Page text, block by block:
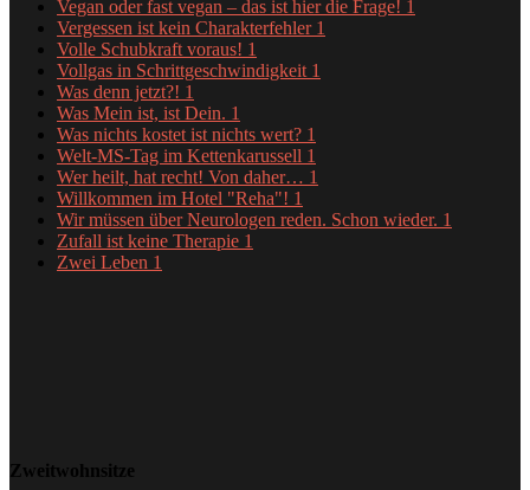
Vegan oder fast vegan – das ist hier die Frage! 1
Vergessen ist kein Charakterfehler 1
Volle Schubkraft voraus! 1
Vollgas in Schrittgeschwindigkeit 1
Was denn jetzt?! 1
Was Mein ist, ist Dein. 1
Was nichts kostet ist nichts wert? 1
Welt-MS-Tag im Kettenkarussell 1
Wer heilt, hat recht! Von daher… 1
Willkommen im Hotel "Reha"! 1
Wir müssen über Neurologen reden. Schon wieder. 1
Zufall ist keine Therapie 1
Zwei Leben 1
Zweitwohnsitze